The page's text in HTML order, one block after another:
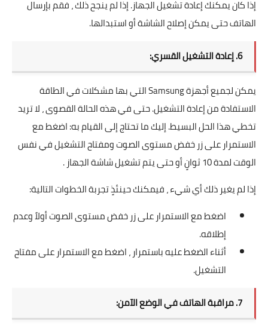
إذا كان يمكنك إعادة تشغيل الجهاز. إذا لم ينجح ذلك ، فقم بإرسال
الهاتف حتى يمكن إصلاح الشاشة أو استبدالها.
6. إعادة التشغيل القسري:
يمكن لجميع أجهزة Samsung التي بها مشكلات في الطاقة
الاستفادة من إعادة التشغيل. حتى في هذه الحالة القصوى ، لا تريد
تخطي هذا الحل البسيط. إليك ما تحتاج إلى القيام به: اضغط مع
الاستمرار على زر خفض مستوى الصوت ومفتاح التشغيل في نفس
الوقت لمدة 10 ثوانٍ أو حتى يتم تشغيل شاشة الجهاز .
إذا لم يغير ذلك أي شيء ، فيمكنك حينئذٍ تجربة الخطوات التالية:
اضغط مع الاستمرار على زر خفض مستوى الصوت أولاً وعدم
إطلاقه.
أثناء الضغط عليه باستمرار ، اضغط مع الاستمرار على مفتاح
التشغيل.
7. مراقبة الهاتف في الوضع الآمن: